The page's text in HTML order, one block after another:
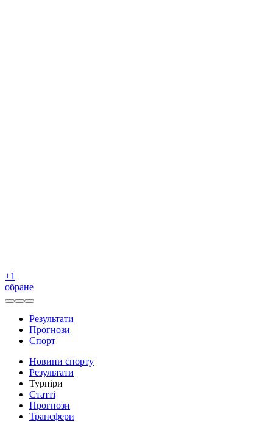
+1
обране
Результати
Прогнози
Спорт
Новини спорту
Результати
Турніри
Статті
Прогнози
Трансфери